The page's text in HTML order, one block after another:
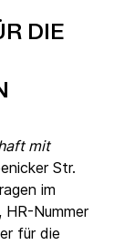
DIE
mit
Str.
im
Nummer
für die